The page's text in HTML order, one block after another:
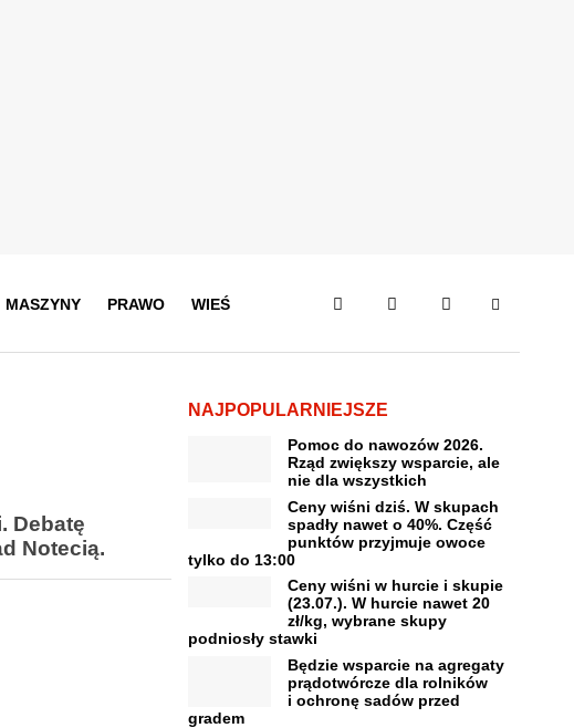
MASZYNY PRAWO WIEŚ
Debatę
Notecią.
NAJPOPULARNIEJSZE
Pomoc do nawozów 2026.
Rząd zwiększy wsparcie, ale
nie dla wszystkich
Ceny wiśni dziś. W skupach
spadły nawet o 40%. Część
punktów przyjmuje owoce
tylko do 13:00
Ceny wiśni w hurcie i skupie
(23.07.). W hurcie nawet 20
zł/kg, wybrane skupy
podniosły stawki
Będzie wsparcie na agregaty
prądotwórcze dla rolników
i ochronę sadów przed
gradem